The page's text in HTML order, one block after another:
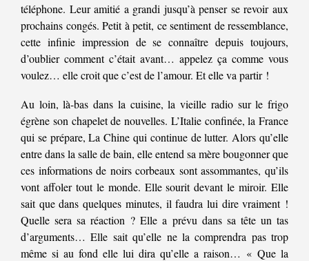
téléphone. Leur amitié a grandi jusqu’à penser se revoir aux
prochains congés. Petit à petit, ce sentiment de ressemblance,
cette infinie impression de se connaître depuis toujours,
d’oublier comment c’était avant… appelez ça comme vous
voulez… elle croit que c’est de l’amour. Et elle va partir !
Au loin, là-bas dans la cuisine, la vieille radio sur le frigo
égrène son chapelet de nouvelles. L’Italie confinée, la France
qui se prépare, La Chine qui continue de lutter. Alors qu’elle
entre dans la salle de bain, elle entend sa mère bougonner que
ces informations de noirs corbeaux sont assommantes, qu’ils
vont affoler tout le monde. Elle sourit devant le miroir. Elle
sait que dans quelques minutes, il faudra lui dire vraiment !
Quelle sera sa réaction ? Elle a prévu dans sa tête un tas
d’arguments… Elle sait qu’elle ne la comprendra pas trop
même si au fond elle lui dira qu’elle a raison… « Que la